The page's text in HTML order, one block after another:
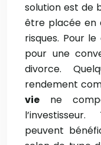
solution est de
être placée en
risques. Pour
pour une
divorce.
rendement
vie ne
peuvent